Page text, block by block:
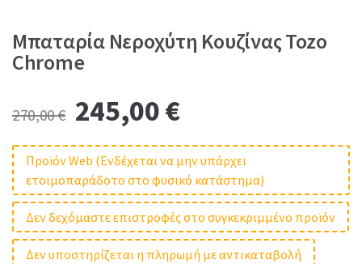
Μπαταρία Νεροχύτη Κουζίνας Tozo
Chrome
270,00€ Original
price
was:
270,00 €.
245,00€Current
price
is:
245,00 €.
Προϊόν Web (Ενδέχεται να μην υπάρχει
ετοιμοπαράδοτο στο φυσικό κατάστημα)
Δεν δεχόμαστε επιστροφές στο συγκεκριμμένο προϊόν
Δεν υποστηρίζεται η πληρωμή με αντικαταβολή